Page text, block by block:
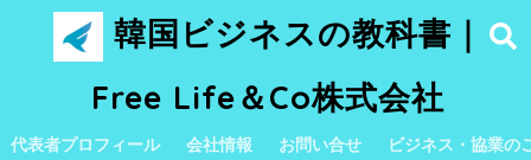
韓国ビジネスの教科書｜
Free Life＆Co株式会社
代表者プロフィール 会社情報 お問い合せ ビジネス・協業の